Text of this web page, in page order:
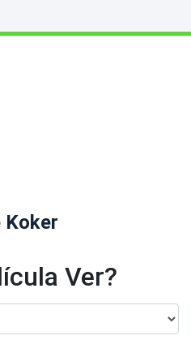
Koker
Ver?